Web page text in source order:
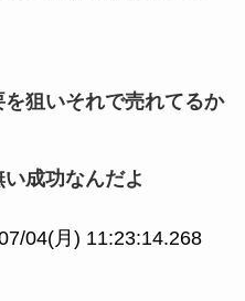
狙いそれで売れてるか
成功なんだよ
04(月) 11:23:14.268